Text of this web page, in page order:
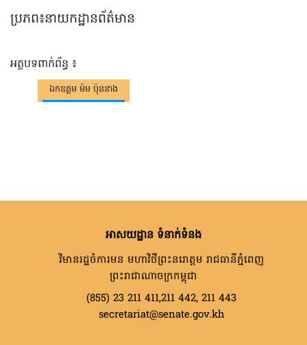
ប្រភព៖នាយកដ្ឋានព័ត៌មាន
អត្ថបទពាក់ព័ន្ធ ៖
ឯកឧត្តម ម៉ម ប៉ុននាង
អាសយដ្ឋាន ទំនាក់ទំនង
វិមានរដ្ឋចំការមន មហាវិថីព្រះនរោត្តម រាជធានីភ្នំពេញ
ព្រះរាជាណាចក្រកម្ពុជា
(855) 23 211 411,211 442, 211 443
secretariat@senate.gov.kh